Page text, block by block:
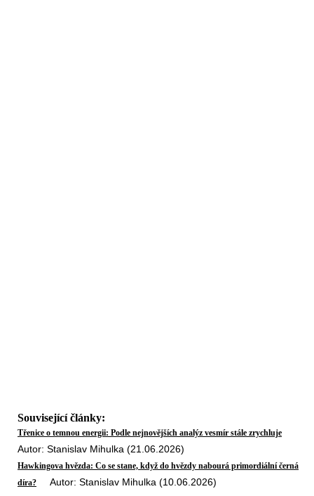
Související články:
Třenice o temnou energii: Podle nejnovějších analýz vesmír stále zrychluje
Autor: Stanislav Mihulka (21.06.2026)
Hawkingova hvězda: Co se stane, když do hvězdy nabourá primordiální černá
díra? Autor: Stanislav Mihulka (10.06.2026)